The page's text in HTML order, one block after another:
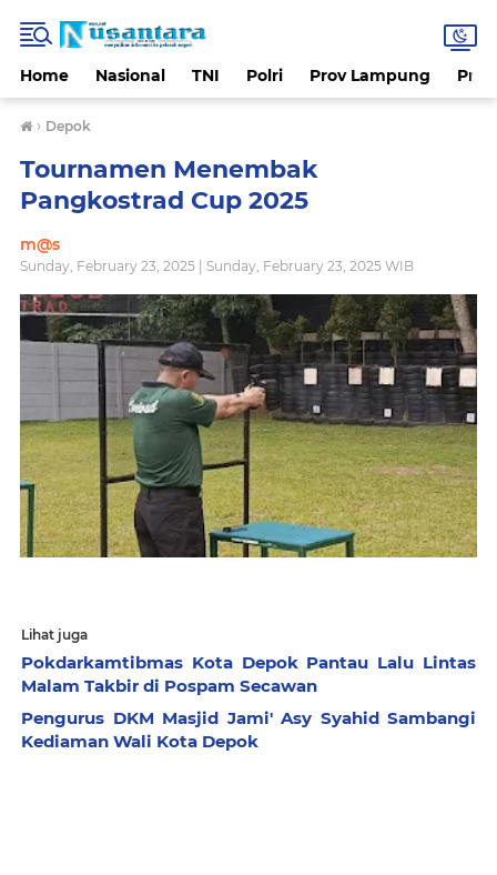
Home Nasional TNI Polri Prov Lampung
› Depok
Tournamen Menembak
Pangkostrad Cup 2025
m@s
Sunday, February 23, 2025 | Sunday, February 23, 2025 WIB
Lihat juga
Pokdarkamtibmas Kota Depok Pantau Lalu Lintas
Malam Takbir di Pospam Secawan
Pengurus DKM Masjid Jami' Asy Syahid Sambangi
Kediaman Wali Kota Depok